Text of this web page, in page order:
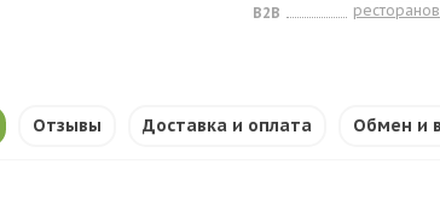
B2B
ресторанов
Отзывы Доставка и оплата Обмен и